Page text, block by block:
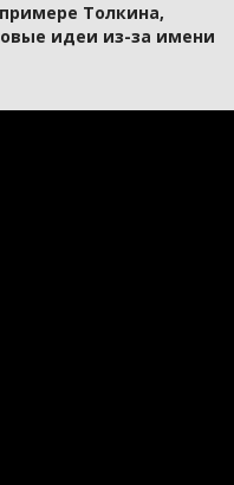
Толкина,
идеи из-за имени